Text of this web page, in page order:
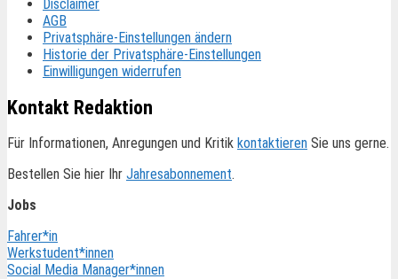
Disclaimer
AGB
Privatsphäre-Einstellungen ändern
Historie der Privatsphäre-Einstellungen
Einwilligungen widerrufen
Kontakt Redaktion
Für Informationen, Anregungen und Kritik kontaktieren Sie uns gerne.
Bestellen Sie hier Ihr Jahresabonnement.
Jobs
Fahrer*in
Werkstudent*innen
Social Media Manager*innen